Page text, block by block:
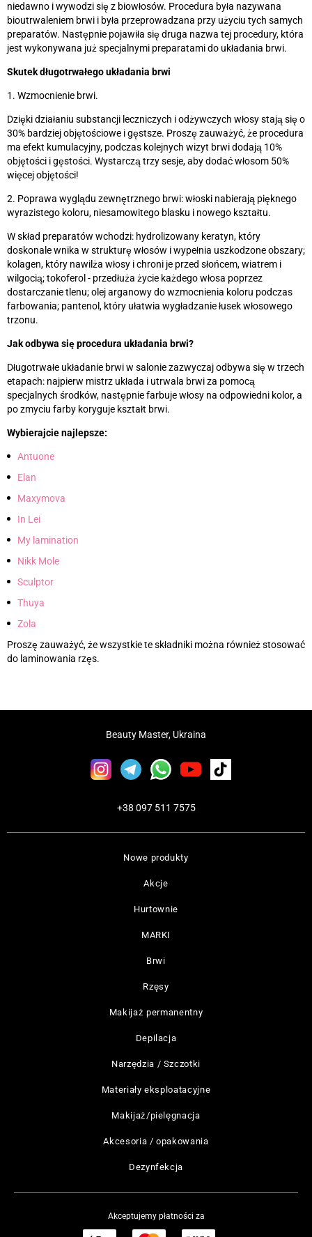
niedawno i wywodzi się z biowłosów. Procedura była nazywana
bioutrwaleniem brwi i była przeprowadzana przy użyciu tych samych
preparatów. Następnie pojawiła się druga nazwa tej procedury, która
jest wykonywana już specjalnymi preparatami do układania brwi.
Skutek długotrwałego układania brwi
1. Wzmocnienie brwi.
Dzięki działaniu substancji leczniczych i odżywczych włosy stają się o
30% bardziej objętościowe i gęstsze. Proszę zauważyć, że procedura
ma efekt kumulacyjny, podczas kolejnych wizyt brwi dodają 10%
objętości i gęstości. Wystarczą trzy sesje, aby dodać włosom 50%
więcej objętości!
2. Poprawa wyglądu zewnętrznego brwi: włoski nabierają pięknego
wyrazistego koloru, niesamowitego blasku i nowego kształtu.
W skład preparatów wchodzi: hydrolizowany keratyn, który
doskonale wnika w strukturę włosów i wypełnia uszkodzone obszary;
kolagen, który nawilża włosy i chroni je przed słońcem, wiatrem i
wilgocią; tokoferol - przedłuża życie każdego włosa poprzez
dostarczanie tlenu; olej arganowy do wzmocnienia koloru podczas
farbowania; pantenol, który ułatwia wygładzanie łusek włosowego
trzonu.
Jak odbywa się procedura układania brwi?
Długotrwałe układanie brwi w salonie zazwyczaj odbywa się w trzech
etapach: najpierw mistrz układa i utrwala brwi za pomocą
specjalnych środków, następnie farbuje włosy na odpowiedni kolor, a
po zmyciu farby koryguje kształt brwi.
Wybierajcie najlepsze:
Antuone
Elan
Maxymova
In Lei
My lamination
Nikk Mole
Sculptor
Thuya
Zola
Proszę zauważyć, że wszystkie te składniki można również stosować
do laminowania rzęs.
Nowe produkty
Akcje
Hurtownie
MARKI
Brwi
Rzęsy
Makijaż permanentny
Depilacja
Narzędzia / Szczotki
Materiały eksploatacyjne
Makijaż/pielęgnacja
Akcesoria / opakowania
Dezynfekcja
Beauty Master, Ukraina
+38 097 511 7575
Akceptujemy płatności za